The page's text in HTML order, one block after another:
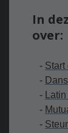
In
over:
- Start
-
-
-
-